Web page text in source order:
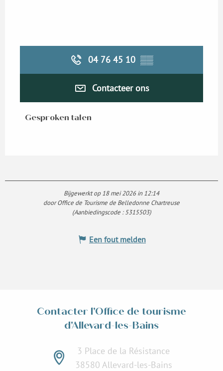
04 76 45 10 ▒▒
Contacteer ons
Gesproken talen
Gesproken talen
Bijgewerkt op 18 mei 2026 in 12:14
door Office de Tourisme de Belledonne Chartreuse
(Aanbiedingscode :5315503)
Een fout melden
Contacter l'Office de tourisme
d'Allevard-les-Bains
3 Place de la Résistance
38580 Allevard-les-Bains